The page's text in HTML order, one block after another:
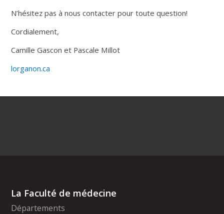
N’hésitez pas à nous contacter pour toute question!
Cordialement,
Camille Gascon et Pascale Millot
lorganon.ca
La Faculté de médecine
Départements